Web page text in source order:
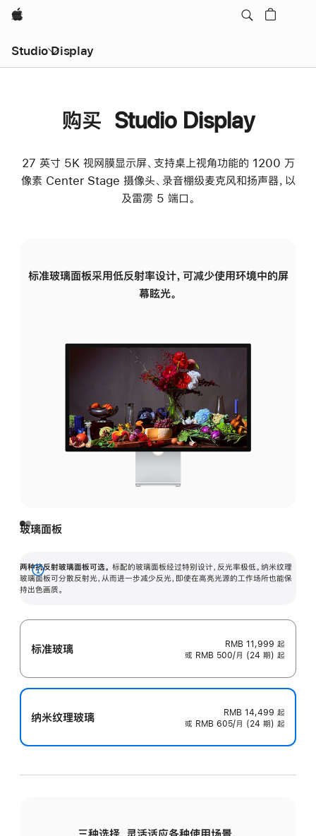
Apple
Studio Display
购买 Studio Display
27 英寸 5K 视网膜显示屏、支持桌上视角功能的 1200 万
像素 Center Stage 摄像头、录音棚级麦克风和扬声器，以
及雷雳 5 端口。
标准玻璃面板采用低反射率设计，可减少使用环境中的屏
幕眩光。
玻璃面板
两种抗反射玻璃面板可选。 标配的玻璃面板经过特别设计，反光率极低。纳米纹理
玻璃面板可分散反射光，从而进一步减少反光，即使在高亮光源的工作场所也能保
持出色画质。
展
开
标准玻璃 RMB 11,999 起
或 RMB 500/月 (24 期) 起
纳米纹理玻璃 RMB 14,499 起
或 RMB 605/月 (24 期) 起
三种选择，灵活适应各种使用场景。